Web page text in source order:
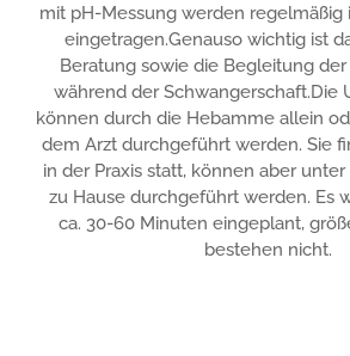
mit pH-Messung werden regelmäßig
eingetragen.Genauso wichtig ist
Beratung sowie die Begleitung
während der Schwangerschaft.Die
können durch die Hebamme allein
dem Arzt durchgeführt werden. Sie
in der Praxis statt, können aber
zu Hause durchgeführt werden. Es
ca. 30-60 Minuten eingeplant,
bestehen nicht.